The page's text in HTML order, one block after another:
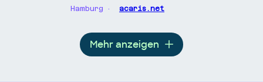
Hamburg acaris.net
Mehr anzeigen